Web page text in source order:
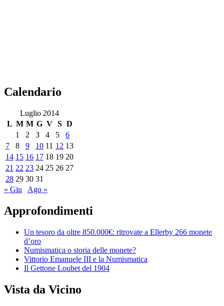
Calendario
Luglio 2014
L M M G V S D
1
2 3 4 5
6
7
8 9 10 11 12 13
14 15 16 17 18 19 20
21 22 23 24 25 26 27
28 29 30 31
« Giu
Ago »
Approfondimenti
Un tesoro da oltre 850.000€: ritrovate a Ellerby 266 monete
d’oro
Numismatica o storia delle monete?
Vittorio Emanuele III e la Numismatica
Il Gettone Loubet del 1904
Vista da Vicino